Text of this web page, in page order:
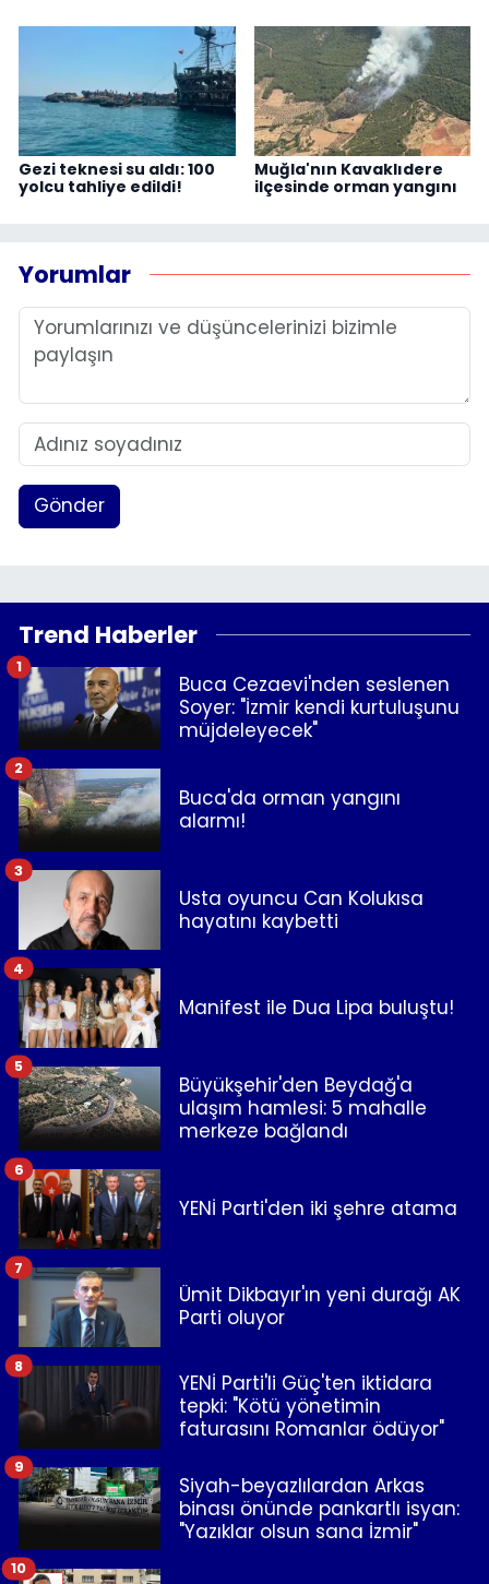
Gezi teknesi su aldı: 100
yolcu tahliye edildi!
Muğla'nın Kavaklıdere
ilçesinde orman yangını
Yorumlar
Gönder
Trend Haberler
Buca Cezaevi'nden seslenen
Soyer: "İzmir kendi kurtuluşunu
müjdeleyecek"
1
Buca'da orman yangını
alarmı!
2
Usta oyuncu Can Kolukısa
hayatını kaybetti
3
Manifest ile Dua Lipa buluştu!
4
Büyükşehir'den Beydağ'a
ulaşım hamlesi: 5 mahalle
merkeze bağlandı
5
YENİ Parti'den iki şehre atama
6
Ümit Dikbayır'ın yeni durağı AK
Parti oluyor
7
YENİ Parti'li Güç'ten iktidara
tepki: "Kötü yönetimin
faturasını Romanlar ödüyor"
8
Siyah-beyazlılardan Arkas
binası önünde pankartlı isyan:
"Yazıklar olsun sana İzmir"
9
10